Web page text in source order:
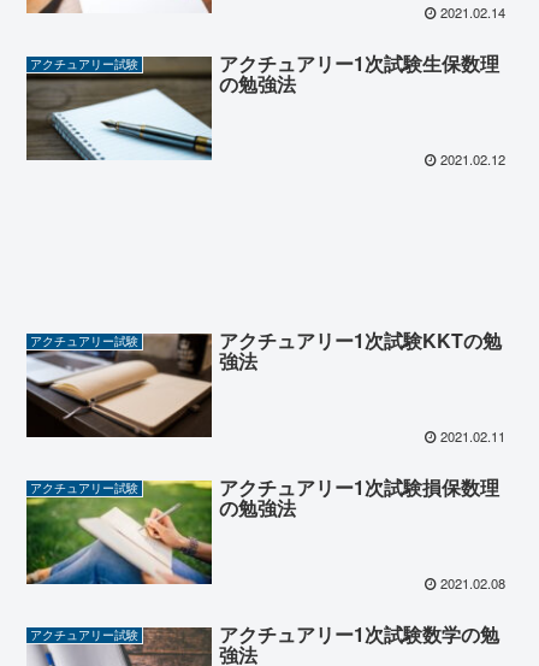
2021.02.14
アクチュアリー試験 アクチュアリー1次試験生保数理
の勉強法
2021.02.12
アクチュアリー試験 アクチュアリー1次試験KKTの勉
強法
2021.02.11
アクチュアリー試験 アクチュアリー1次試験損保数理
の勉強法
2021.02.08
アクチュアリー試験 アクチュアリー1次試験数学の勉
強法